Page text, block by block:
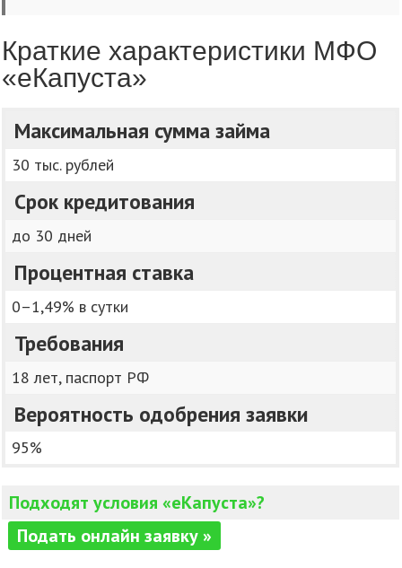
Краткие характеристики МФО
«еКапуста»
Максимальная сумма займа
30 тыс. рублей
Срок кредитования
до 30 дней
Процентная ставка
0–1,49% в сутки
Требования
18 лет, паспорт РФ
Вероятность одобрения заявки
95%
Подходят условия «еКапуста»?
Подать онлайн заявку »